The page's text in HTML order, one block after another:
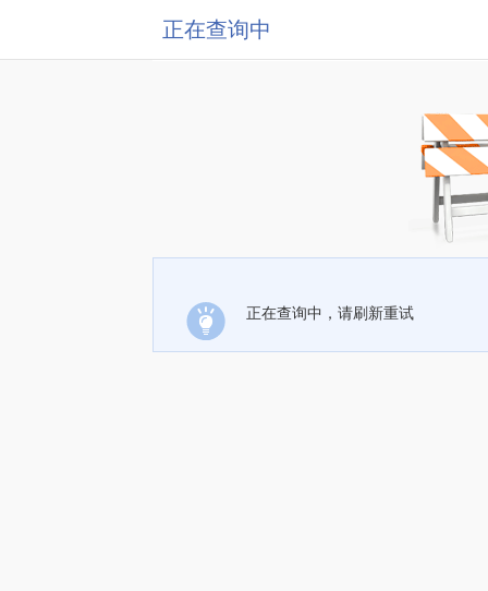
正在查询中
正在查询中，请刷新重试